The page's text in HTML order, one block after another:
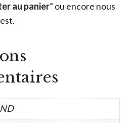
au panier” ou encore nous
ND